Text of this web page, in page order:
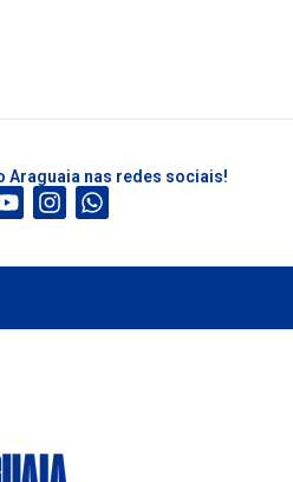
Araguaia nas redes sociais!